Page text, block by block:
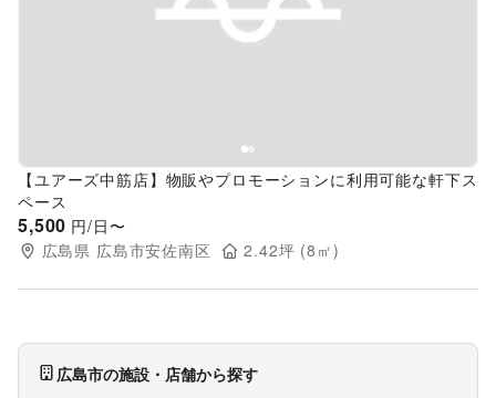
Previous slide
【ユアーズ中筋店】物販やプロモーションに利用可能な軒下ス
ペース
5,500 円/日〜
広島県 広島市安佐南区 2.42坪 (8 ㎡)
広島市の施設・店舗から探す